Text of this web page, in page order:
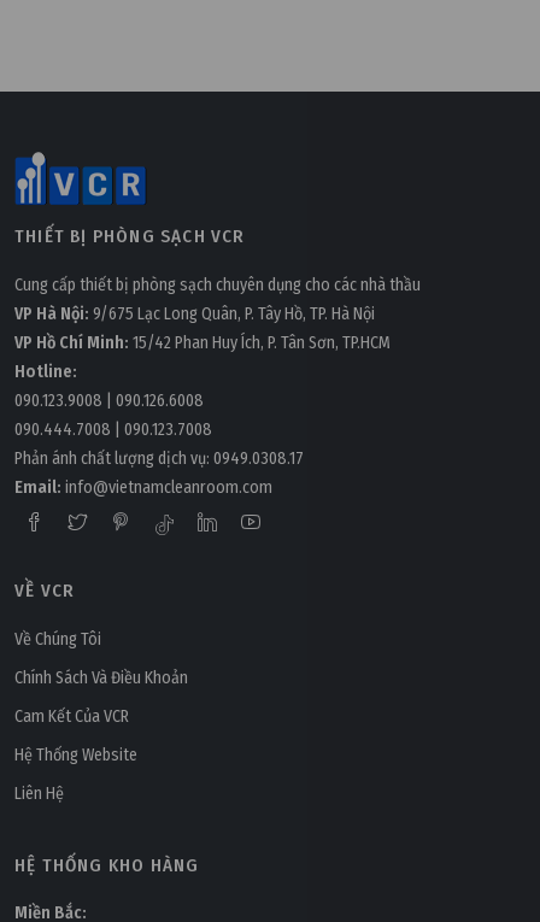
THIẾT BỊ PHÒNG SẠCH VCR
Cung cấp thiết bị phòng sạch chuyên dụng cho các nhà thầu
VP Hà Nội: 9/675 Lạc Long Quân, P. Tây Hồ, TP. Hà Nội
VP Hồ Chí Minh: 15/42 Phan Huy Ích, P. Tân Sơn, TP.HCM
Hotline:
090.123.9008
090.126.6008
090.444.7008
090.123.7008
Phản ánh chất lượng dịch vụ: 0949.0308.17
Email: info@vietnamcleanroom.com
VỀ VCR
Về Chúng Tôi
Chính Sách Và Điều Khoản
Cam Kết Của VCR
Hệ Thống Website
Liên Hệ
HỆ THỐNG KHO HÀNG
Miền Bắc: